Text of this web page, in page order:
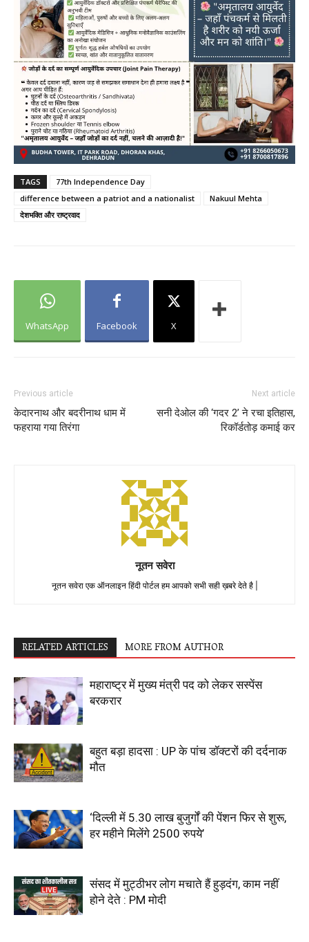
TAGS
77th Independence Day
difference between a patriot and a nationalist
Nakuul Mehta
देशभक्ति और राष्ट्रवाद
WhatsApp Facebook X
Previous article
केदारनाथ और बदरीनाथ धाम में
फहराया गया तिरंगा
Next article
सनी देओल की ‘गदर 2’ ने रचा इतिहास,
रिकॉर्डतोड़ कमाई कर
नूतन सवेरा
नूतन सवेरा एक ऑनलाइन हिंदी पोर्टल हम आपको सभी सही ख़बरे देते है |
RELATED ARTICLES MORE FROM AUTHOR
महाराष्ट्र में मुख्य मंत्री पद को लेकर सस्पेंस
बरकरार
बहुत बड़ा हादसा : UP के पांच डॉक्टरों की दर्दनाक
मौत
‘दिल्ली में 5.30 लाख बुजुर्गों की पेंशन फिर से शुरू,
हर महीने मिलेंगे 2500 रुपये’
संसद में मुट्ठीभर लोग मचाते हैं हुड़दंग, काम नहीं
होने देते : PM मोदी